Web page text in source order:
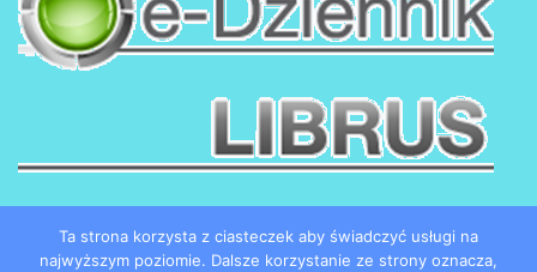
Ta strona korzysta z ciasteczek aby świadczyć usługi na
najwyższym poziomie. Dalsze korzystanie ze strony oznacza,